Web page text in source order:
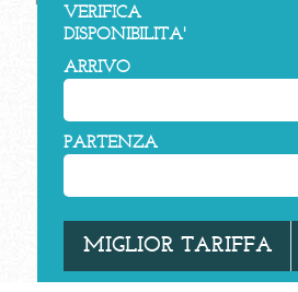
VERIFICA
DISPONIBILITA'
ARRIVO
PARTENZA